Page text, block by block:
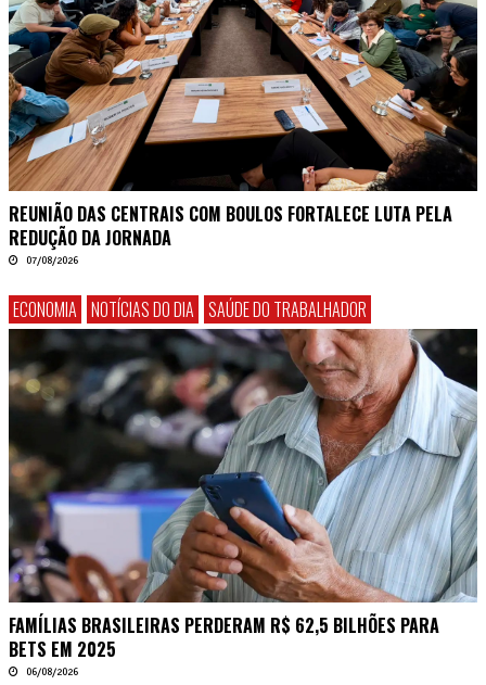
REUNIÃO DAS CENTRAIS COM BOULOS FORTALECE LUTA PELA
REDUÇÃO DA JORNADA
07/08/2026
ECONOMIA NOTÍCIAS DO DIA SAÚDE DO TRABALHADOR
FAMÍLIAS BRASILEIRAS PERDERAM R$ 62,5 BILHÕES PARA
BETS EM 2025
06/08/2026